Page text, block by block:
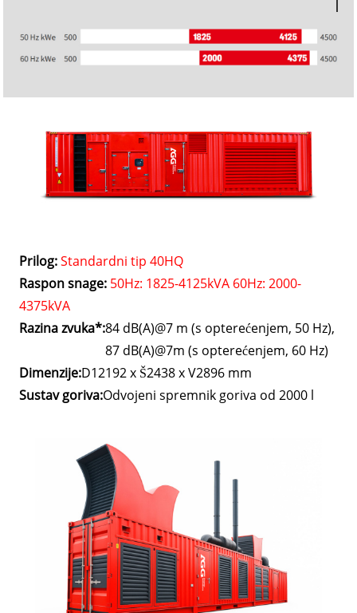
Prilog: Standardni tip 40HQ
Raspon snage: 50Hz: 1825-4125kVA 60Hz: 2000-
4375kVA
Razina zvuka*:84 dB(A)@7 m (s opterećenjem, 50 Hz),
87 dB(A)@7m (s opterećenjem, 60 Hz)
Dimenzije:D12192 x Š2438 x V2896 mm
Sustav goriva:Odvojeni spremnik goriva od 2000 l